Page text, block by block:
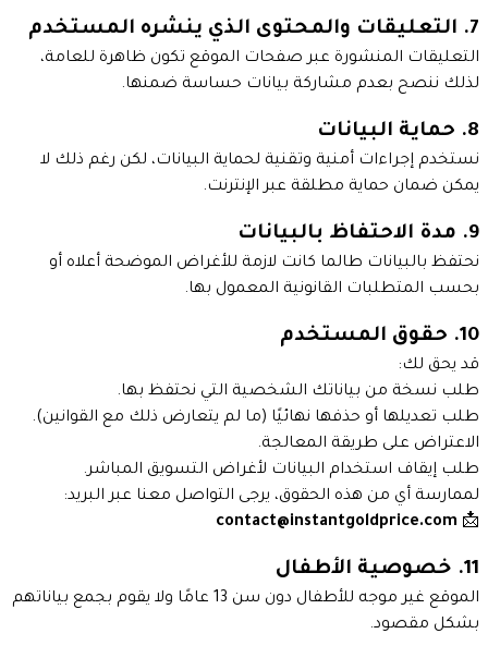
7. التعليقات والمحتوى الذي ينشره المستخدم
التعليقات المنشورة عبر صفحات الموقع تكون ظاهرة للعامة،
لذلك ننصح بعدم مشاركة بيانات حساسة ضمنها.
8. حماية البيانات
نستخدم إجراءات أمنية وتقنية لحماية البيانات، لكن رغم ذلك لا
يمكن ضمان حماية مطلقة عبر الإنترنت.
9. مدة الاحتفاظ بالبيانات
نحتفظ بالبيانات طالما كانت لازمة للأغراض الموضحة أعلاه أو
بحسب المتطلبات القانونية المعمول بها.
10. حقوق المستخدم
قد يحق لك:
طلب نسخة من بياناتك الشخصية التي نحتفظ بها.
طلب تعديلها أو حذفها نهائيًا (ما لم يتعارض ذلك مع القوانين).
الاعتراض على طريقة المعالجة.
طلب إيقاف استخدام البيانات لأغراض التسويق المباشر.
لممارسة أي من هذه الحقوق، يرجى التواصل معنا عبر البريد:
📩
contact@instantgoldprice.com
11. خصوصية الأطفال
الموقع غير موجه للأطفال دون سن 13 عامًا ولا يقوم بجمع بياناتهم
بشكل مقصود.